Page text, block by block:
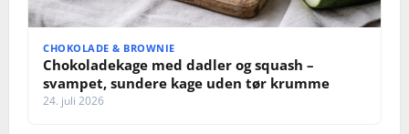
CHOKOLADE & BROWNIE
Chokoladekage med dadler og squash –
svampet, sundere kage uden tør krumme
24. juli 2026